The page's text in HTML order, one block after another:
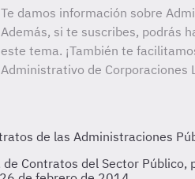
Te damos información sobre
Además, si te suscribes, podrás
este tema. ¡También te
Administrativo de Corporaciones